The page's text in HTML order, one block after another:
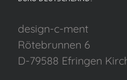
design-c-ment
Rötebrunnen 6
D-79588 Efringen